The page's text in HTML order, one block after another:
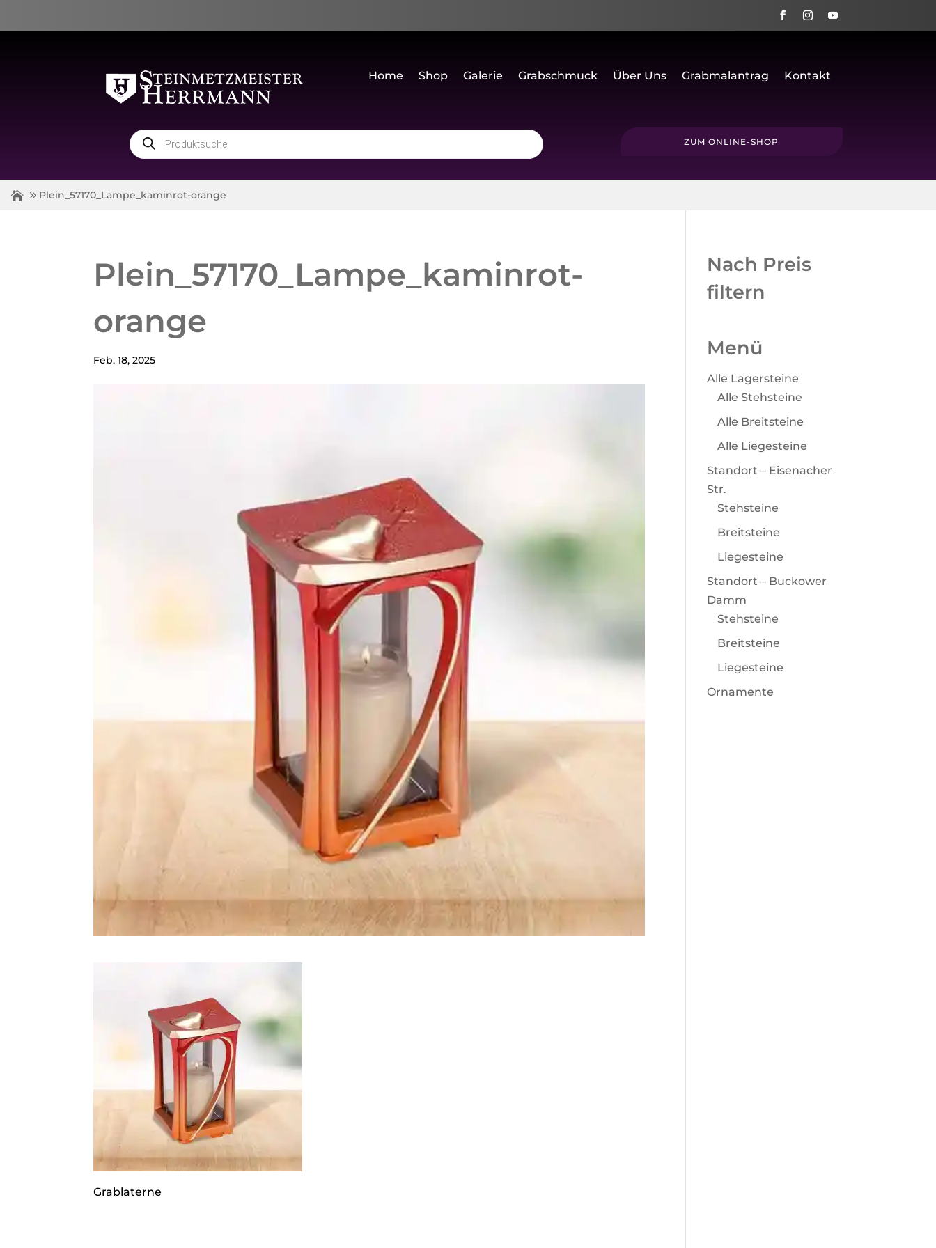
Home Shop Galerie Grabschmuck Über Uns Grabmalantrag Kontakt
Products
search
ZUM ONLINE-SHOP
Plein_57170_Lampe_kaminrot-orange
Plein_57170_Lampe_kaminrot-
orange
Feb. 18, 2025
Grablaterne
Nach Preis
filtern
Menü
Alle Lagersteine
Alle Stehsteine
Alle Breitsteine
Alle Liegesteine
Standort – Eisenacher
Str.
Stehsteine
Breitsteine
Liegesteine
Standort – Buckower
Damm
Stehsteine
Breitsteine
Liegesteine
Ornamente